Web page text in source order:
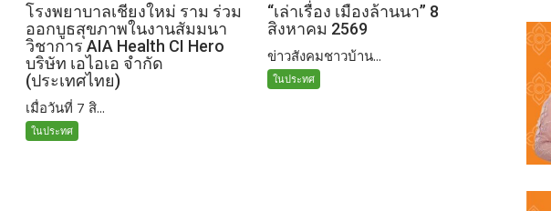
โรงพยาบาลเชียงใหม่ ราม ร่วม
ออกบูธสุขภาพในงานสัมมนา
วิชาการ AIA Health CI Hero
บริษัท เอไอเอ จำกัด
(ประเทศไทย)
เมื่อวันที่ 7 สิ...
ในประทศ
“เล่าเรื่อง เมืองล้านนา” 8
สิงหาคม 2569
ข่าวสังคมชาวบ้าน...
ในประทศ